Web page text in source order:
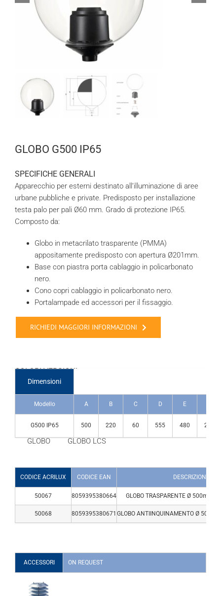
GLOBO G500 IP65
SPECIFICHE GENERALI
Apparecchio per esterni destinato all’illuminazione di aree
urbane pubbliche e private. Predisposto per installazione
testa palo per pali Ø60 mm. Grado di protezione IP65.
Composto da:
Globo in metacrilato trasparente (PMMA)
appositamente predisposto con apertura Ø201mm.
Base con piastra porta cablaggio in policarbonato
nero.
Cono copri cablaggio in policarbonato nero.
Portalampade ed accessori per il fissaggio.
COLORI VERSIONI
GLOBO GLOBO LCS
RICHIEDI MAGGIORI INFORMAZIONI
Dimensioni
Modello A B C D E
G500 IP65 500 220 60 555 480 230
CODICE ACRILUX CODICE EAN DESCRIZIONE
50067 8059395380664 GLOBO TRASPARENTE Ø 500mm
50068 8059395380671 GLOBO ANTIINQUINAMENTO Ø
ACCESSORI ON REQUEST